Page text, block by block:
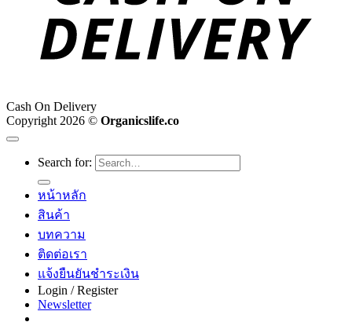
Cash On Delivery
Copyright 2026 © Organicslife.co
Search for:
หน้าหลัก
สินค้า
บทความ
ติดต่อเรา
แจ้งยืนยันชำระเงิน
Login / Register
Newsletter